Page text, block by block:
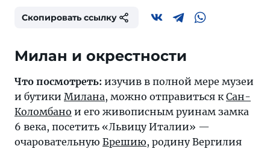
Скопировать ссылку
Милан и окрестности
Что посмотреть: изучив в полной мере музеи
и бутики Милана, можно отправиться кСан-
Коломбано и его живописным руинам замка
6 века, посетить «Львицу Италии» —
очаровательную Брешию, родину Вергилия